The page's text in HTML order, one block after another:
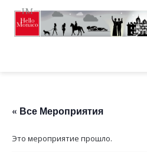
« Все Мероприятия
Это мероприятие прошло.